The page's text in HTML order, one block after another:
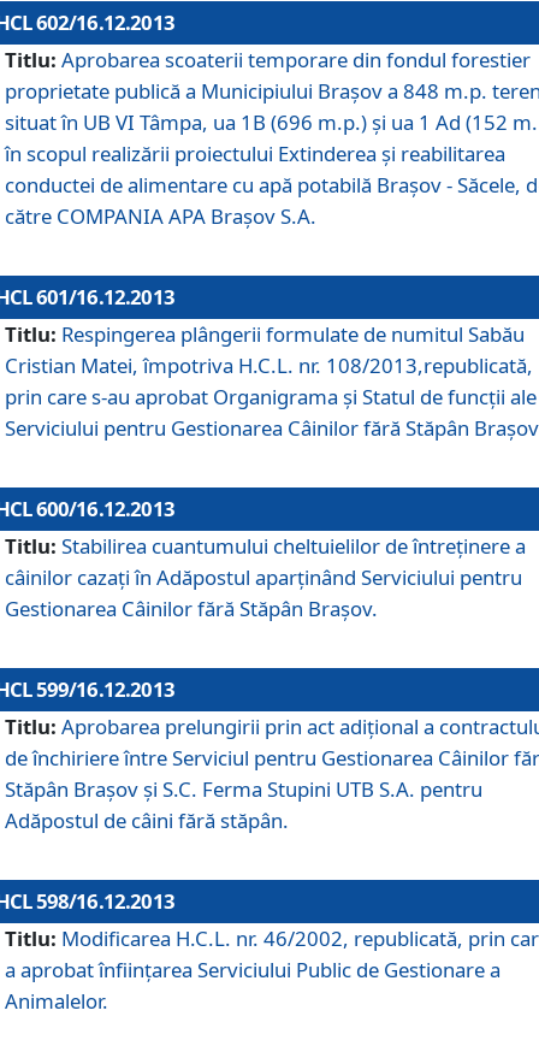
602/16.12.2013
Titlu: Aprobarea scoaterii temporare din fondul forestier
proprietate publică a Municipiului Braşov a 848 m.p.
situat în UB VI Tâmpa, ua 1B (696 m.p.) şi ua 1 Ad (152
în scopul realizării proiectului Extinderea şi reabilitarea
conductei de alimentare cu apă potabilă Braşov - Săcele,
către COMPANIA APA Braşov S.A.
601/16.12.2013
Titlu: Respingerea plângerii formulate de numitul Sabău
Cristian Matei, împotriva H.C.L. nr. 108/2013,republicată,
prin care s-au aprobat Organigrama şi Statul de funcţii ale
Serviciului pentru Gestionarea Câinilor fără Stăpân
600/16.12.2013
Titlu: Stabilirea cuantumului cheltuielilor de întreţinere a
câinilor cazaţi în Adăpostul aparţinând Serviciului pentru
Gestionarea Câinilor fără Stăpân Braşov.
599/16.12.2013
Titlu: Aprobarea prelungirii prin act adiţional a
de închiriere între Serviciul pentru Gestionarea Câinilor
Stăpân Braşov şi S.C. Ferma Stupini UTB S.A. pentru
Adăpostul de câini fără stăpân.
598/16.12.2013
Titlu: Modificarea H.C.L. nr. 46/2002, republicată, prin
a aprobat înfiinţarea Serviciului Public de Gestionare a
Animalelor.